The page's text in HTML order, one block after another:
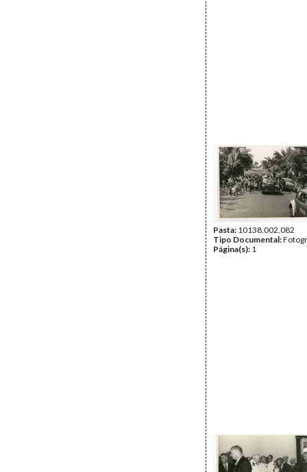
Pasta: 10138.002.082
Tipo Documental:
Página(s): 1